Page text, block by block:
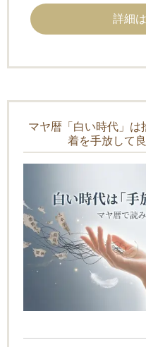
詳細
マヤ暦「白い時代」は
着を手放して